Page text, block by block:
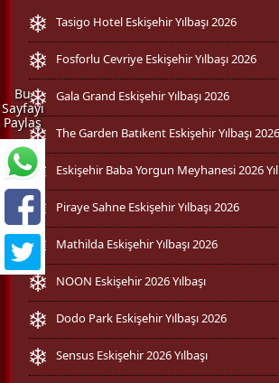
Bu
Sayfayı
Paylaş
Tasigo Hotel Eskişehir Yılbaşı 2026
Fosforlu Cevriye Eskişehir Yılbaşı 2026
Gala Grand Eskişehir Yılbaşı 2026
The Garden Batıkent Eskişehir Yılbaşı 2026
Eskişehir Baba Yorgun Meyhanesi 2026
Piraye Sahne Eskişehir Yılbaşı 2026
Mathilda Eskişehir Yılbaşı 2026
NOON Eskişehir 2026 Yılbaşı
Dodo Park Eskişehir Yılbaşı 2026
Sensus Eskişehir 2026 Yılbaşı